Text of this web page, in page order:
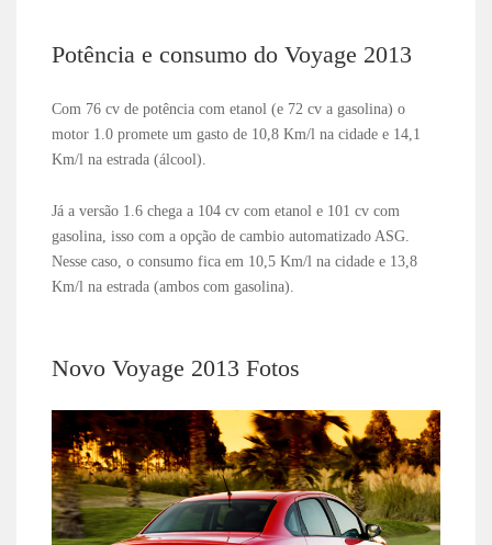
Potência e consumo do Voyage 2013
Com 76 cv de potência com etanol (e 72 cv a gasolina) o
motor 1.0 promete um gasto de 10,8 Km/l na cidade e 14,1
Km/l na estrada (álcool).
Já a versão 1.6 chega a 104 cv com etanol e 101 cv com
gasolina, isso com a opção de cambio automatizado ASG.
Nesse caso, o consumo fica em 10,5 Km/l na cidade e 13,8
Km/l na estrada (ambos com gasolina).
Novo Voyage 2013 Fotos